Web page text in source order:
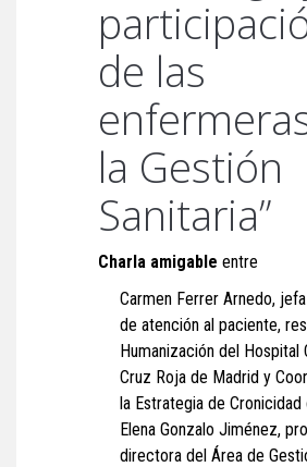
de las
la Gestión
Sanitaria”
Charla amigable entre
Carmen Ferrer Arnedo,
de atención al paciente,
Humanización del Hospital
Cruz Roja de Madrid y
la Estrategia de Cronicidad
Elena Gonzalo Jiménez,
directora del Área de